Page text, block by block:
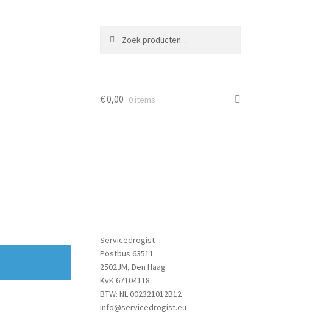
naar:
€0,00 0 items
Servicedrogist
Postbus 63511
2502JM, Den Haag
KvK 67104118
BTW: NL 002321012B12
info@servicedrogist.eu